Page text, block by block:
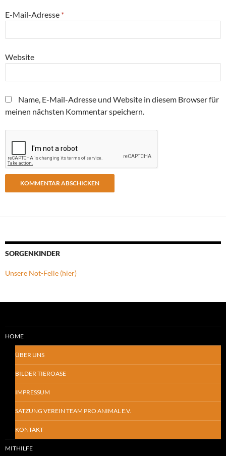
E-Mail-Adresse *
Website
Name, E-Mail-Adresse und Website in diesem Browser für
meinen nächsten Kommentar speichern.
SORGENKINDER
Unsere Not-Felle (hier)
HOME
ÜBER UNS
BILDER TIEROASE
IMPRESSUM
SATZUNG VEREIN TEAM PRO ANIMAL E.V.
KONTAKT
MITHILFE